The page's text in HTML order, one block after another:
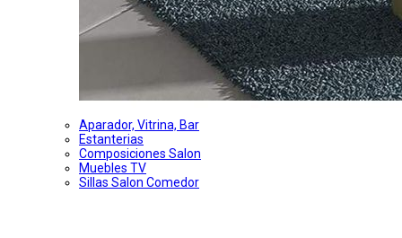
Aparador, Vitrina, Bar
Estanterias
Composiciones Salon
Muebles TV
Sillas Salon Comedor